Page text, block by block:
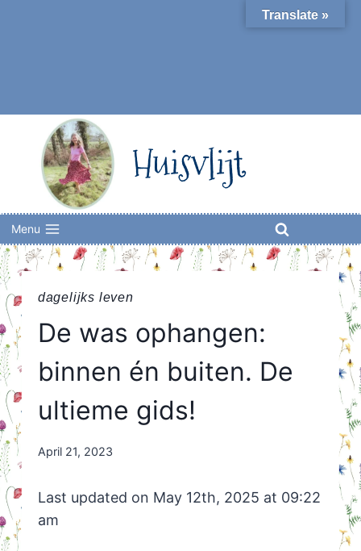
Huisvlijt
Menu
dagelijks leven
De was ophangen:
binnen én buiten. De
ultieme gids!
By
April 21, 2023
Last updated on May 12th, 2025 at 09:22
am
Translate »